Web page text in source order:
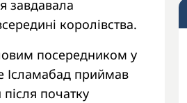
завдавала
королівства.
посередником у
Ісламабад приймав
початку